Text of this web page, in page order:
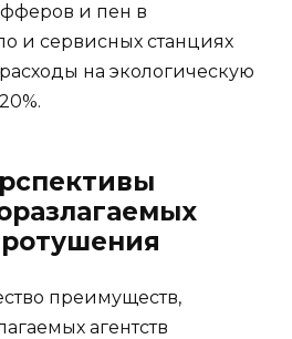
и пен в
и сервисных станциях
на экологическую
преимуществ,
агентств